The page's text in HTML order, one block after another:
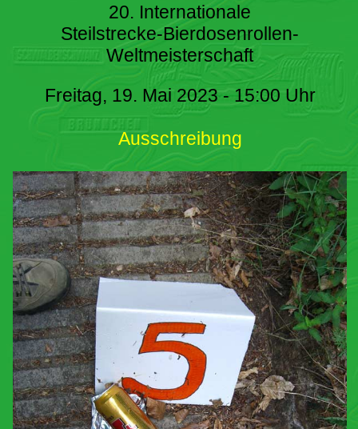
20. Internationale
Steilstrecke-Bierdosenrollen-
Weltmeisterschaft
Freitag, 19. Mai 2023 - 15:00 Uhr
Ausschreibung